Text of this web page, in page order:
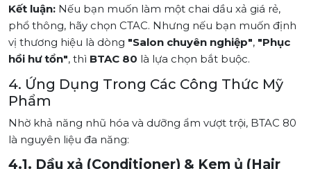
Kết luận: Nếu bạn muốn làm một chai dầu xả giá rẻ,
phổ thông, hãy chọn CTAC. Nhưng nếu bạn muốn định
vị thương hiệu là dòng "Salon chuyên nghiệp", "Phục
hồi hư tổn", thì BTAC 80 là lựa chọn bắt buộc.
4. Ứng Dụng Trong Các Công Thức Mỹ
Phẩm
Nhờ khả năng nhũ hóa và dưỡng ẩm vượt trội, BTAC 80
là nguyên liệu đa năng:
4.1. Dầu xả (Conditioner) & Kem ủ (Hair